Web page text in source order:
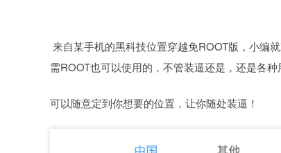
来自某手机的黑科技位置穿越免ROOT版，小编
需ROOT也可以使用的，不管装逼还是，还是各种
可以随意定到你想要的位置，让你随处装逼！